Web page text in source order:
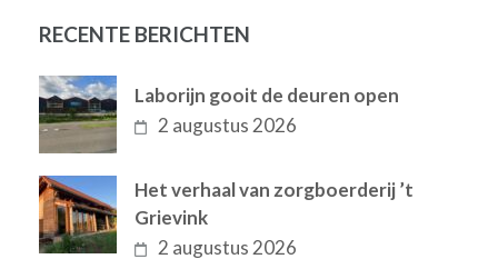
RECENTE BERICHTEN
Laborijn gooit de deuren open
2 augustus 2026
Het verhaal van zorgboerderij ’t
Grievink
2 augustus 2026